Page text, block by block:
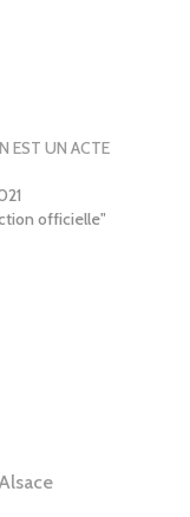
EST UN ACTE
officielle"